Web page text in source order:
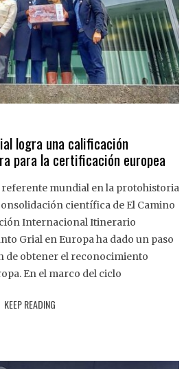
logra una calificación
para la certificación europea
referente mundial en la protohistoria
científica de El Camino
Internacional Itinerario
Grial en Europa ha dado un paso
de obtener el reconocimiento
En el marco del ciclo
KEEP READING